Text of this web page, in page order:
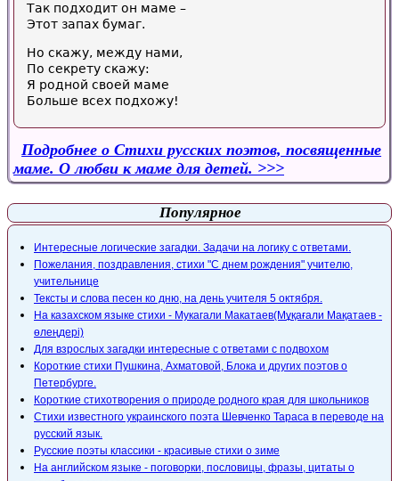
Так подходит он маме –
Этот запах бумаг.
Но скажу, между нами,
По секрету скажу:
Я родной своей маме
Больше всех подхожу!
Подробнее о Стихи русских поэтов, посвященные
маме. О любви к маме для детей.
Популярное
Интересные логические загадки. Задачи на логику с ответами.
Пожелания, поздравления, стихи "С днем рождения" учителю,
учительнице
Тексты и слова песен ко дню, на день учителя 5 октября.
На казахском языке стихи - Мукагали Макатаев(Мұқағали Мақатаев -
өлеңдері)
Для взрослых загадки интересные с ответами с подвохом
Короткие стихи Пушкина, Ахматовой, Блока и других поэтов о
Петербурге.
Короткие стихотворения о природе родного края для школьников
Стихи известного украинского поэта Шевченко Тараса в переводе на
русский язык.
Русские поэты классики - красивые стихи о зиме
На английском языке - поговорки, пословицы, фразы, цитаты о